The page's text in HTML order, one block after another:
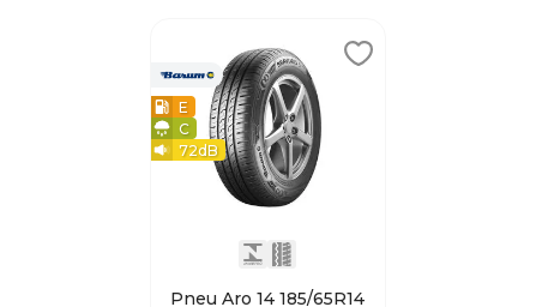
E
C
72dB
Pneu Aro 14 185/65R14